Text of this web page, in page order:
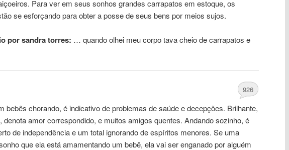
Para ver em seus sonhos grandes carrapatos em estoque, os
se esforçando para obter a posse de seus bens por meios sujos.
por sandra torres: … quando olhei meucorpotava cheio de carrapatos e
926
bebês chorando, é indicativo de problemas de saúde e decepções. Brilhante,
denota amor correspondido, e muitos amigos quentes. Andando sozinho, é
de independência e um total ignorando de espíritos menores. Se uma
que ela está amamentando um bebê, ela vai ser enganado por alguém